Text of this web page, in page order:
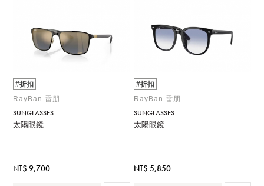
#折扣
RayBan 雷朋
SUNGLASSES
太陽眼鏡
NT$ 9,700
#折扣
RayBan 雷朋
SUNGLASSES
太陽眼鏡
NT$ 5,850